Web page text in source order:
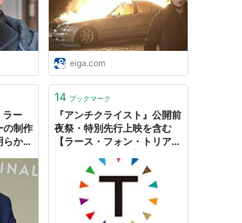
放を決めた。（2011年5月）
eiga.com
ー
の制作
かに
14 ブックマーク
『アンチクライスト』公開前
夜祭・特別先行上映を含む
【ラース・フォン・トリアー
決定！ - トピックス | シネセ
ゾン渋谷 | テアトルシネマグ